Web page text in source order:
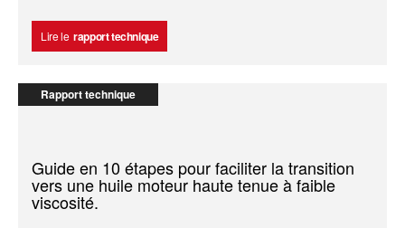
Lire le rapport technique
Rapport technique
Guide en 10 étapes pour faciliter la transition
vers une huile moteur haute tenue à faible
viscosité.